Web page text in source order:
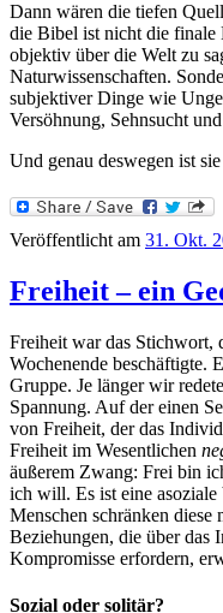
Dann wären die tiefen
die Bibel ist nicht die finale
objektiv über die Welt zu
Naturwissenschaften.
subjektiver Dinge wie
Versöhnung, Sehnsucht
Und genau deswegen ist
Veröffentlicht am 31. Okt.
Freiheit – ein
Freiheit war das Stichwort,
Wochenende beschäftigte.
Gruppe. Je länger wir
Spannung. Auf der einen
von Freiheit, der das
Freiheit im Wesentlichen
äußerem Zwang: Frei bin
ich will. Es ist eine
Menschen schränken
Beziehungen, die über das
Kompromisse erfordern,
Sozial oder solitär?